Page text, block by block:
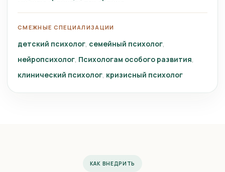
СМЕЖНЫЕ СПЕЦИАЛИЗАЦИИ
детский психолог семейный психолог
нейропсихолог Психологам особого развития
клинический психолог кризисный психолог
КАК ВНЕДРИТЬ